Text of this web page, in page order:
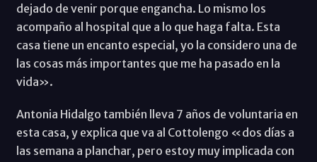
dejado de venir porque engancha. Lo mismo los
acompaño al hospital que a lo que haga falta. Esta
casa tiene un encanto especial, yo la considero una de
las cosas más importantes que me ha pasado en la
vida».
Antonia Hidalgo también lleva 7 años de voluntaria en
esta casa, y explica que va al Cottolengo «dos días a
las semana a planchar, pero estoy muy implicada con